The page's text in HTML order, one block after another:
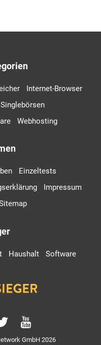
Internet-Browser
Singlebörsen
Webhosting
Einzeltests
Impressum
Haushalt Software
GmbH 2026